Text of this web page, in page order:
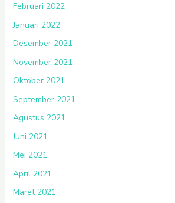
Februari 2022
Januari 2022
Desember 2021
November 2021
Oktober 2021
September 2021
Agustus 2021
Juni 2021
Mei 2021
April 2021
Maret 2021